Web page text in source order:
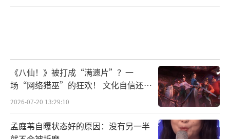
《八仙！》被打成“满遗片”？一
场“网络猎巫”的狂欢！ 文化自信还是
焦虑？
2026-07-20 13:29:10
孟庭苇自曝状态好的原因：没有另一半